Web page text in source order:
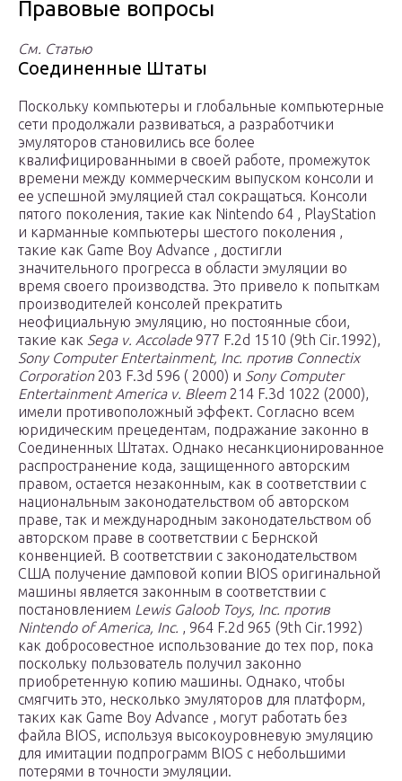
Правовые вопросы
См. Статью
Соединенные Штаты
Поскольку компьютеры и глобальные компьютерные
сети продолжали развиваться, а разработчики
эмуляторов становились все более
квалифицированными в своей работе, промежуток
времени между коммерческим выпуском консоли и
ее успешной эмуляцией стал сокращаться. Консоли
пятого поколения, такие как Nintendo 64 , PlayStation
и карманные компьютеры шестого поколения ,
такие как Game Boy Advance , достигли
значительного прогресса в области эмуляции во
время своего производства. Это привело к попыткам
производителей консолей прекратить
неофициальную эмуляцию, но постоянные сбои,
такие как Sega v. Accolade977 F.2d 1510 (9th Cir.1992),
Sony Computer Entertainment, Inc. против Connectix
Corporation203 F.3d 596 ( 2000) и Sony Computer
Entertainment America v. Bleem 214 F.3d 1022 (2000),
имели противоположный эффект. Согласно всем
юридическим прецедентам, подражание законно в
Соединенных Штатах. Однако несанкционированное
распространение кода, защищенного авторским
правом, остается незаконным, как в соответствии с
национальным законодательством об авторском
праве, так и международным законодательством об
авторском праве в соответствии с Бернской
конвенцией. В соответствии с законодательством
США получение дамповой копии BIOS оригинальной
машины является законным в соответствии с
постановлением Lewis Galoob Toys, Inc. против
Nintendo of America, Inc. , 964 F.2d 965 (9th Cir.1992)
как добросовестное использование до тех пор, пока
поскольку пользователь получил законно
приобретенную копию машины. Однако, чтобы
смягчить это, несколько эмуляторов для платформ,
таких как Game Boy Advance , могут работать без
файла BIOS, используя высокоуровневую эмуляцию
для имитации подпрограмм BIOS с небольшими
потерями в точности эмуляции.